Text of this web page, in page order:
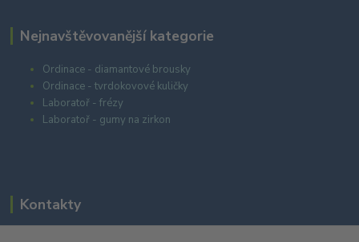
Nejnavštěvovanější kategorie
Ordinace - diamantové brousky
Ordinace - tvrdokovové kuličky
Laboratoř - frézy
Laboratoř - gumy na zirkon
Kontakty